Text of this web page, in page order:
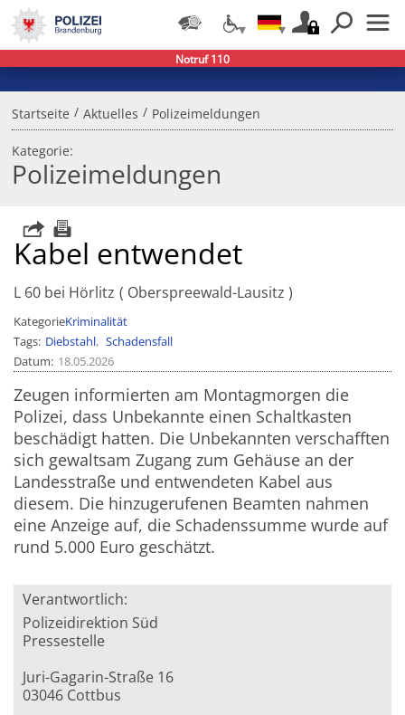
Startseite / Aktuelles / Polizeimeldungen
Kategorie:
Polizeimeldungen
Kabel entwendet
L 60 bei Hörlitz Oberspreewald-Lausitz
KategorieKriminalität
Tags Diebstahl
Schadensfall
Datum 18.05.2026
Zeugen informierten am Montagmorgen die
Polizei, dass Unbekannte einen Schaltkasten
beschädigt hatten. Die Unbekannten verschafften
sich gewaltsam Zugang zum Gehäuse an der
Landesstraße und entwendeten Kabel aus
diesem. Die hinzugerufenen Beamten nahmen
eine Anzeige auf, die Schadenssumme wurde auf
rund 5.000 Euro geschätzt.
Verantwortlich:
Polizeidirektion Süd
Pressestelle
Juri-Gagarin-Straße 16
03046 Cottbus
Notruf 110